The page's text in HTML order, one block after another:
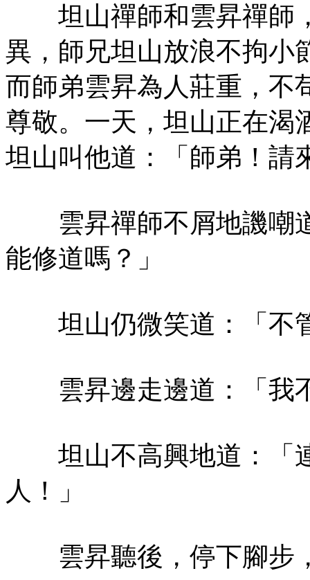
坦山禪師和雲昇禪師
異，師兄坦山放浪不拘小
而師弟雲昇為人莊重，不
尊敬。一天，坦山正在渴
坦山叫他道：「師弟！請
雲昇禪師不屑地譏嘲
能修道嗎？」
坦山仍微笑道：「不
雲昇邊走邊道：「我
坦山不高興地道：「
人！」
雲昇聽後，停下腳步